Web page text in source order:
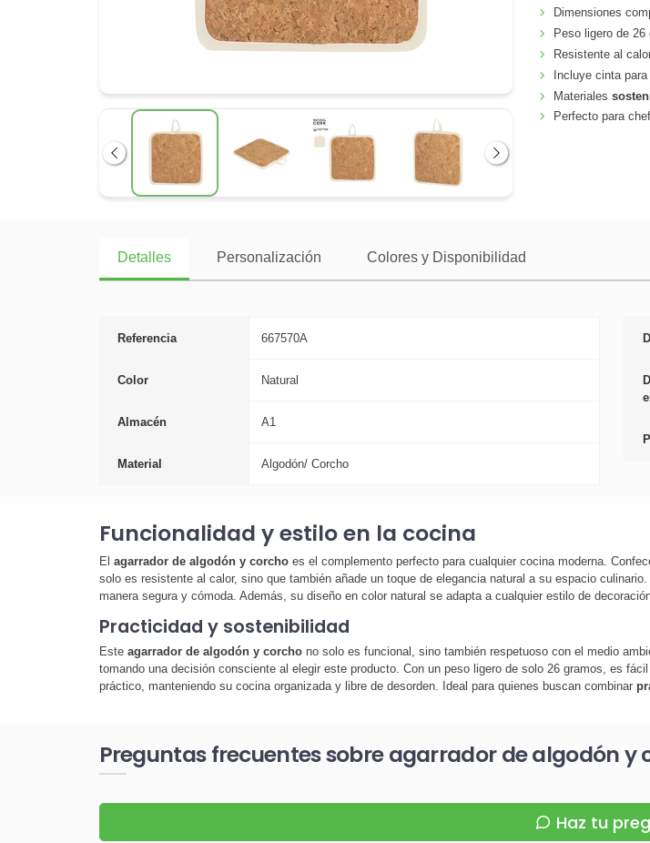
Anterior Siguiente
Dimensiones
Peso ligero de 26
Resistente al
Incluye cinta
Materiales
Perfecto para
Detalles Personalización Colores y Disponibilidad
Referencia 667570A
Color Natural
Almacén A1
Material Algodón/ Corcho
Funcionalidad y estilo en la cocina
El agarrador de algodón y corchoes el complemento perfecto para cualquier cocina moderna.
solo es resistente al calor, sino que también añade un toque de elegancia natural a su espacio
manera segura y cómoda. Además, su diseño en color natural se adapta a cualquier estilo de
Practicidad y sostenibilidad
Este agarrador de algodón y corchono solo es funcional, sino también respetuoso con el medio
tomando una decisión consciente al elegir este producto. Con un peso ligero de solo 26 gramos, es
práctico, manteniendo su cocina organizada y libre de desorden. Ideal para quienes buscan combinar
Preguntas frecuentes sobre agarrador de algodón y
Haz tu